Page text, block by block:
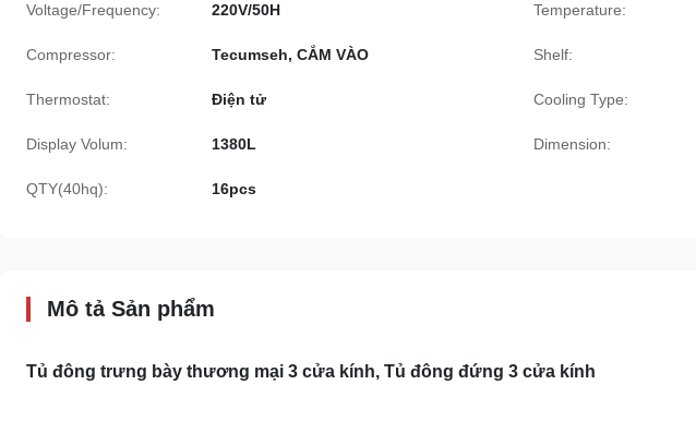
Voltage/Frequency: 220V/50H Temperature:
Compressor: Tecumseh, CẮM VÀO Shelf:
Thermostat: Điện tử Cooling Type:
Display Volum: 1380L Dimension:
QTY(40hq): 16pcs
Mô tả Sản phẩm
Tủ đông trưng bày thương mại 3 cửa kính, Tủ đông đứng 3 cửa kính